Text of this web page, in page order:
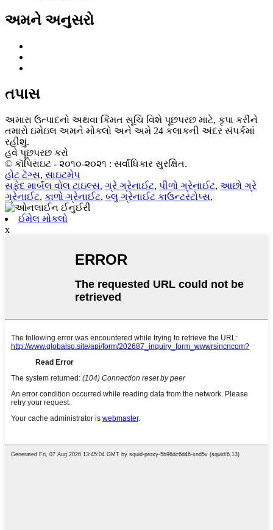
અમને અનુસરો
તપાસ
અમારા ઉત્પાદનો અથવા કિંમત સૂચિ વિશે પૂછપરછ માટે, કૃપા કરીને
તમારો ઇમેઇલ અમને મોકલો અને અમે 24 કલાકની અંદર સંપર્કમાં
રહીશું.
હવે પૂછપરછ કરો
© કૉપિરાઇટ - ૨૦૧૦-૨૦૨૧ : સર્વાધિકાર સુરક્ષિત.
હોટ ટૅગ્સ, સાઇટમેપ
સફેદ માર્બલ વોલ ટાઇલ્સ, ગ્રે ગ્રેનાઈટ, પીળો ગ્રેનાઈટ, આછો ગ્રે
ગ્રેનાઈટ, કાળો ગ્રેનાઈટ, બ્લુ ગ્રેનાઈટ કાઉન્ટરટોપ્સ,
ઈમેલ મોકલો
x